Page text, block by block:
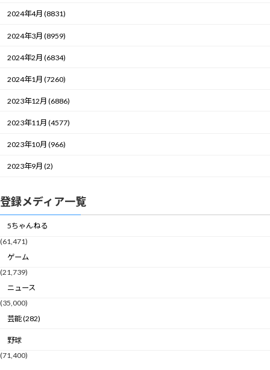
2024年4月 (8831)
2024年3月 (8959)
2024年2月 (6834)
2024年1月 (7260)
2023年12月 (6886)
2023年11月 (4577)
2023年10月 (966)
2023年9月 (2)
登録メディア一覧
5ちゃんねる
(61,471)
ゲーム
(21,739)
ニュース
(35,000)
芸能 (282)
野球
(71,400)